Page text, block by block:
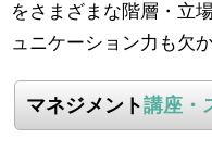
をさまざまな階層・立
ュニケーション力も欠
マネジメント講座・